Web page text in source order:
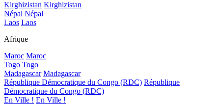
Kirghizistan Kirghizistan
Népal Népal
Laos Laos
Afrique
Maroc Maroc
Togo Togo
Madagascar Madagascar
République Démocratique du Congo (RDC) République
Démocratique du Congo (RDC)
En Ville ! En Ville !